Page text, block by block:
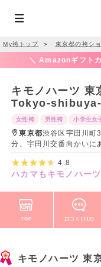
My袴トップ ＞ 東京都の袴シ
＼ Amazonギフト
キモノハーツ
Tokyo-shibuya-
女性袴 男性袴 小学生女
東京都渋谷区宇田川町
分、宇田川交番向かいに
4.8
ハカマもキモノハー
TOP 口コミ(112)
キモノハーツ